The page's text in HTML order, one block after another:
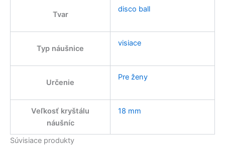
Tvar
disco ball
Typ náušnice
visiace
Určenie
Pre ženy
Veľkosť kryštálu
náušníc
18 mm
Súvisiace produkty